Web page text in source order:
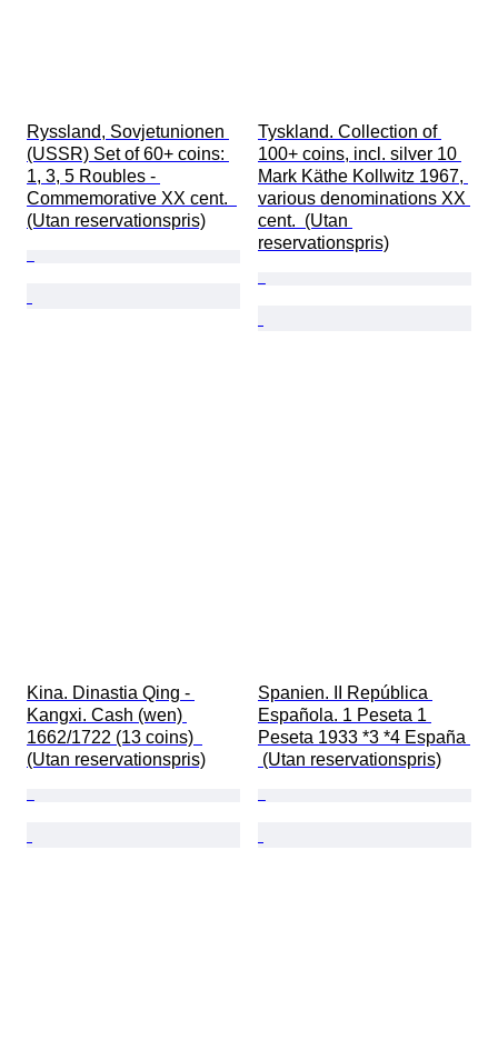
Ryssland, Sovjetunionen
(USSR) Set of 60+ coins:
1, 3, 5 Roubles -
Commemorative XX cent.
(Utan reservationspris)
Tyskland. Collection of
100+ coins, incl. silver 10
Mark Käthe Kollwitz 1967,
various denominations XX
cent.  (Utan
reservationspris)
Kina. Dinastia Qing -
Kangxi. Cash (wen)
1662/1722 (13 coins)
(Utan reservationspris)
Spanien. II República
Española. 1 Peseta 1
Peseta 1933 *3 *4 España
(Utan reservationspris)